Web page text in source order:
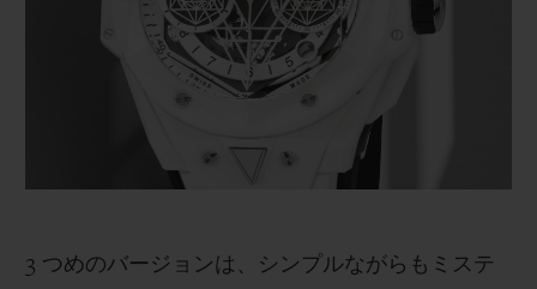
3 つめのバージョンは、シンプルながらもミステ